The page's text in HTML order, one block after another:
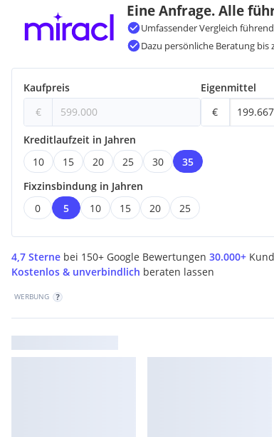
Eine Anfrage. Alle
Umfassender Vergleich
Dazu persönliche Beratung
Kaufpreis
€
Eigenmittel
€
Kreditlaufzeit in Jahren
10
15 20 25 30
35
Fixzinsbindung in Jahren
0
5 10 15 20 25
4,7 Sterne bei 150+ Google Bewertungen 30.000+
Kostenlos & unverbindlich beraten lassen
WERBUNG